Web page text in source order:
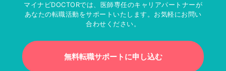
マイナビDOCTORでは、医師専任のキャリアパートナーが
あなたの転職活動をサポートいたします。お気軽にお問い
合わせください。
無料転職サポートに申し込む